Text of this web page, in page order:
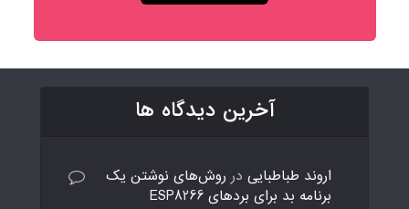
آخرین دیدگاه ها
اروند طباطبایی در روش‌های نوشتن یک
برنامه بد برای بردهای ESP8266